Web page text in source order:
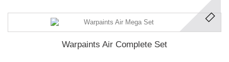
Warpaints Air Complete Set